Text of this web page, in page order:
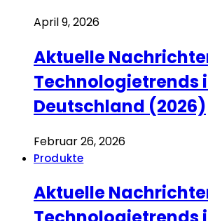
April 9, 2026
Aktuelle
Technologietrends
Deutschland (2026)
Februar 26, 2026
Produkte
Aktuelle